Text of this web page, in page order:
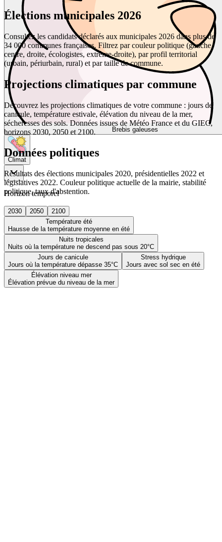
Brebis galeuses
Climat
Horizon temporel
2030 2050
2100
Température été
Hausse de la température moyenne en été
Nuits tropicales
Nuits où la température ne descend pas sous 20°C
Jours de canicule
Jours où la température dépasse 35°C
Stress hydrique
Jours avec sol sec en été
Élévation niveau mer
Élévation prévue du niveau de la mer
Élections municipales 2026
Consultez les candidats déclarés aux municipales 2026 dans plus de
34 000 communes françaises. Filtrez par couleur politique (gauche,
centre, droite, écologistes, extrême-droite), par profil territorial
(urbain, périurbain, rural) et par taille de commune.
Projections climatiques par commune
Découvrez les projections climatiques de votre commune : jours de
canicule, température estivale, élévation du niveau de la mer,
sécheresses des sols. Données issues de Météo France et du GIEC,
horizons 2030, 2050 et 2100.
Données politiques
Résultats des élections municipales 2020, présidentielles 2022 et
législatives 2022. Couleur politique actuelle de la mairie, stabilité
politique, taux d'abstention.